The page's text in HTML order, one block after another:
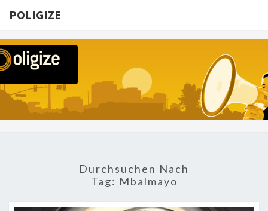
POLIGIZE
POLIGIZE
About
Economy,
Politics,
Durchsuchen Nach
Tag: Mbalmayo